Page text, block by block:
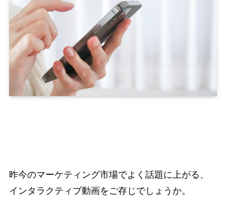
昨今のマーケティング市場でよく話題に上がる、
インタラクティブ動画をご存じでしょうか。